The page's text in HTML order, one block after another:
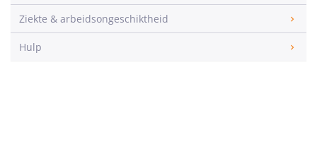
Ziekte & arbeidsongeschiktheid
Hulp